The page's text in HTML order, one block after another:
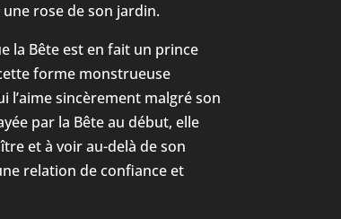
rose de son jardin.
la Bête est en fait un prince
forme monstrueuse
l’aime sincèrement malgré son
par la Bête au début, elle
et à voir au-delà de son
relation de confiance et